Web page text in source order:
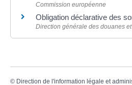
Commission européenne
Obligation déclarative des
Direction générale des douanes
© Direction de l'information légale et